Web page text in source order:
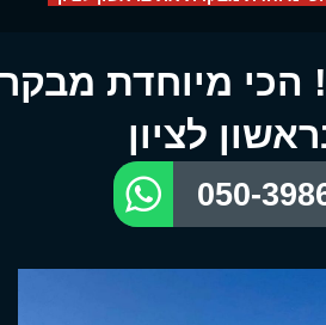
מיוחדת
לציון
050-